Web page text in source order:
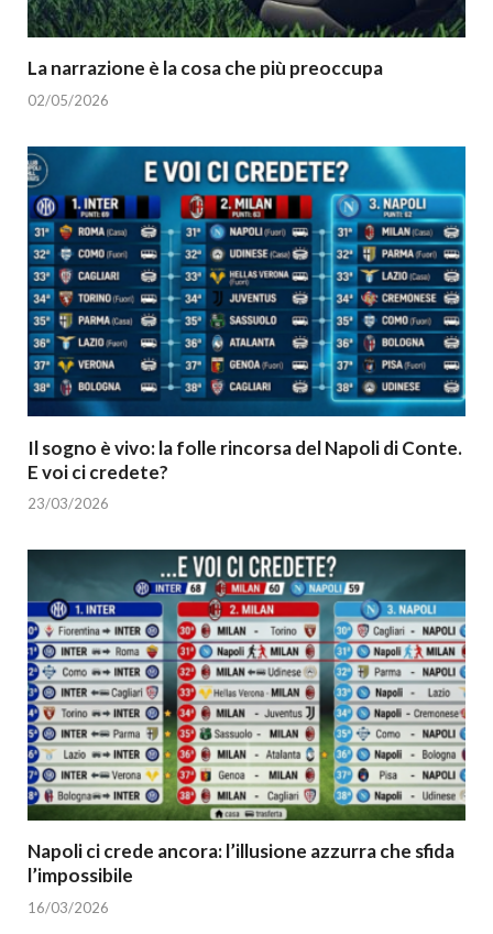
La narrazione è la cosa che più preoccupa
02/05/2026
Il sogno è vivo: la folle rincorsa del Napoli di Conte.
E voi ci credete?
23/03/2026
Napoli ci crede ancora: l’illusione azzurra che sfida
l’impossibile
16/03/2026